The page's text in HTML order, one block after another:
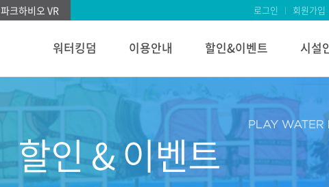
파크하비오 VR 로그인 회원가입
워터킹덤 이용안내 할인&이벤트 시설
할인 & 이벤트